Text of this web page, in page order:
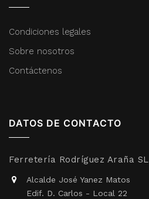
Condiciones legales
Sobre nosotros
Contáctenos
DATOS DE CONTACTO
Ferretería Rodríguez Araña SL
Alcalde José Yanez Matos
Edif. D. Carlos - Local 22